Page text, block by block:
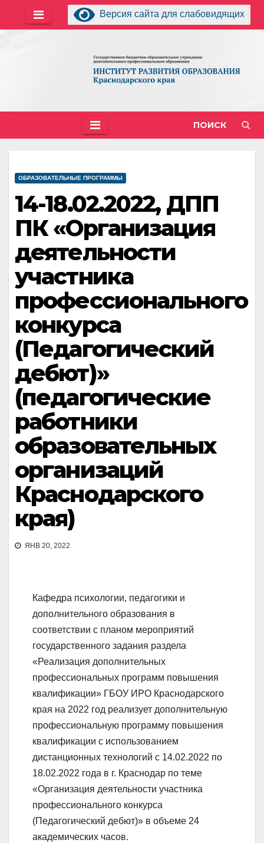
Версия сайта для слабовидящих
ПОИСК
ОБРАЗОВАТЕЛЬНЫЕ ПРОГРАММЫ
14-18.02.2022, ДПП
ПК «Организация
деятельности
участника
профессионального
конкурса
(Педагогический
дебют)»
(педагогические
работники
образовательных
организаций
Краснодарского
края)
ЯНВ 20, 2022
Кафедра психологии, педагогики и
дополнительного образования в
соответствии с планом мероприятий
государственного задания раздела
«Реализация дополнительных
профессиональных программ повышения
квалификации» ГБОУ ИРО Краснодарского
края на 2022 год реализует дополнительную
профессиональную программу повышения
квалификации с использованием
дистанционных технологий с 14.02.2022 по
18.02.2022 года в г. Краснодар по теме
«Организация деятельности участника
профессионального конкурса
(Педагогический дебют)» в объеме 24
академических часов.